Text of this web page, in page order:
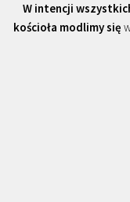
W intencji
kościoła modlimy się